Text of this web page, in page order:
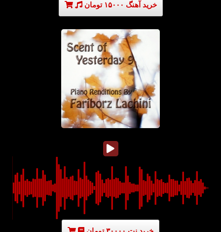
خرید آهنگ ۱۵۰۰۰ تومان